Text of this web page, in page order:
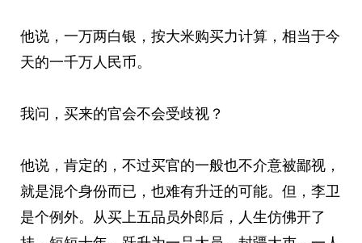
他说，一万两白银，按大米购买力计算，相当于今
天的一千万人民币。
我问，买来的官会不会受歧视？
他说，肯定的，不过买官的一般也不介意被鄙视，
就是混个身份而已，也难有升迁的可能。但，李卫
是个例外。从买上五品员外郎后，人生仿佛开了